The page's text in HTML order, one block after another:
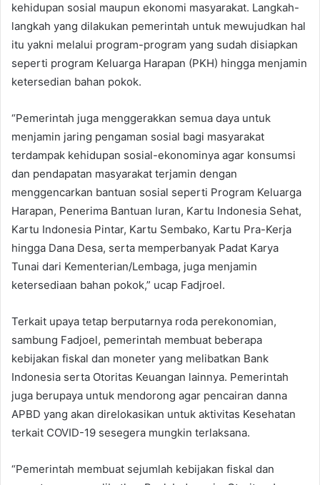
kehidupan sosial maupun ekonomi masyarakat. Langkah-
langkah yang dilakukan pemerintah untuk mewujudkan hal
itu yakni melalui program-program yang sudah disiapkan
seperti program Keluarga Harapan (PKH) hingga menjamin
ketersedian bahan pokok.
“Pemerintah juga menggerakkan semua daya untuk
menjamin jaring pengaman sosial bagi masyarakat
terdampak kehidupan sosial-ekonominya agar konsumsi
dan pendapatan masyarakat terjamin dengan
menggencarkan bantuan sosial seperti Program Keluarga
Harapan, Penerima Bantuan Iuran, Kartu Indonesia Sehat,
Kartu Indonesia Pintar, Kartu Sembako, Kartu Pra-Kerja
hingga Dana Desa, serta memperbanyak Padat Karya
Tunai dari Kementerian/Lembaga, juga menjamin
ketersediaan bahan pokok,” ucap Fadjroel.
Terkait upaya tetap berputarnya roda perekonomian,
sambung Fadjoel, pemerintah membuat beberapa
kebijakan fiskal dan moneter yang melibatkan Bank
Indonesia serta Otoritas Keuangan lainnya. Pemerintah
juga berupaya untuk mendorong agar pencairan danna
APBD yang akan direlokasikan untuk aktivitas Kesehatan
terkait COVID-19 sesegera mungkin terlaksana.
“Pemerintah membuat sejumlah kebijakan fiskal dan